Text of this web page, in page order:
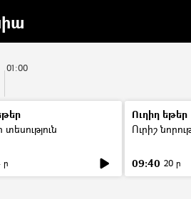
01:00
տեսություն
ր
Ուղիղ եթեր
Ուրիշ
09:40 20 ր